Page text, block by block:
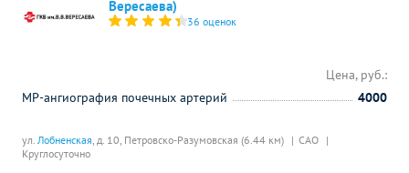
Вересаева)
36 оценок
ул. Лобненская, д. 10, Петровско-Разумовская (6.44 км)
САО
Круглосуточно
Цена, руб.:
МР-ангиография почечных артерий
4000